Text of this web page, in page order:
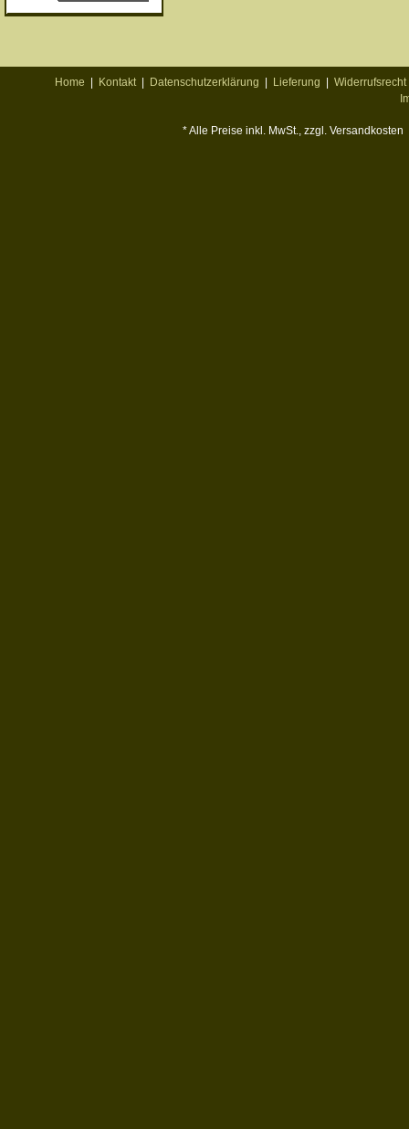
Home | Kontakt | Datenschutzerklärung | Lieferung | Widerrufsrecht
* Alle Preise inkl. MwSt., zzgl. Versandkosten